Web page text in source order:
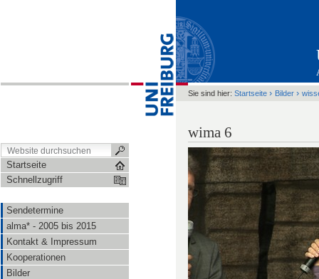
Startseite
Schnellzugriff
Sendetermine
alma* - 2005 bis 2015
Kontakt & Impressum
Kooperationen
Bilder
Sie sind hier: Startseite › Bilder ›
wima 6